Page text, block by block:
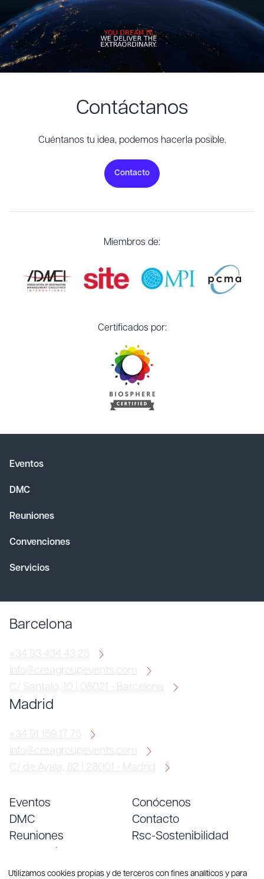
Contáctanos
Cuéntanos tu idea, podemos hacerla posible.
Contacto
Miembros de:
Certificados por:
Eventos
DMC
Reuniones
Convenciones
Servicios
Barcelona
+34 93 434 43 25
info@creagroupevents.com
C/ Santaló, 10 | 08021 - Barcelona
Madrid
+34 91 159 17 75
info@creagroupevents.com
C/ de Ayala, 82 | 28001 - Madrid
Eventos
DMC
Reuniones
Servicios
Conócenos
Contacto
Rsc-Sostenibilidad
Blog
Utilizamos cookies propias y de terceros con fines analíticos y para